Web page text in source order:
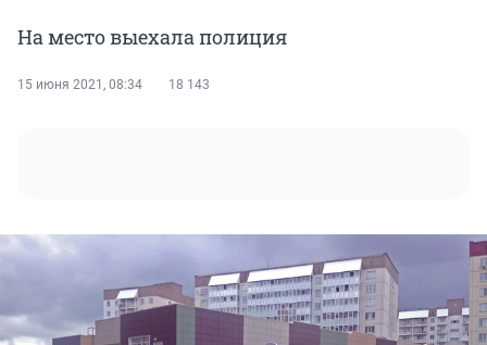
На место выехала полиция
15 июня 2021, 08:34 18 143